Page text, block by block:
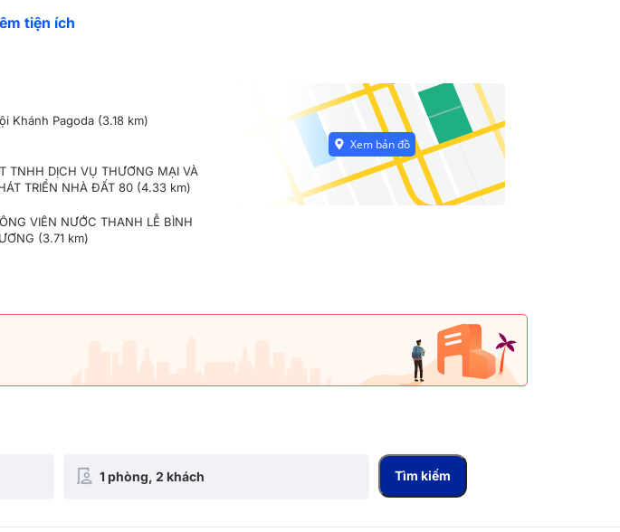
tiện ích
Khánh Pagoda (3.18 km)
TNHH DỊCH VỤ THƯƠNG MẠI VÀ
TRIỂN NHÀ ĐẤT 80 (4.33 km)
VIÊN NƯỚC THANH LỄ BÌNH
(3.71 km)
Tìm kiếm